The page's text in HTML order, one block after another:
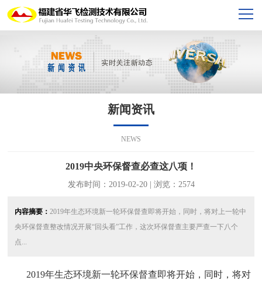
新闻资讯
NEWS
2019中央环保督查必查这八项！
发布时间：2019-02-20 | 浏览：2574
内容摘要： 2019年生态环境新一轮环保督查即将开始，同时，将对上一轮中
央环保督查整改情况开展“回头看”工作，这次环保督查主要严查一下八个
点...
2019年生态环境新一轮环保督查即将开始，同时，将对